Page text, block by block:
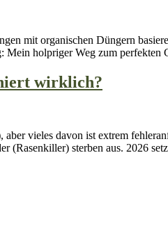
mit organischen Düngern
Mein holpriger Weg zum
wirklich?
vieles davon ist extrem
(Rasenkiller) sterben aus. 2026